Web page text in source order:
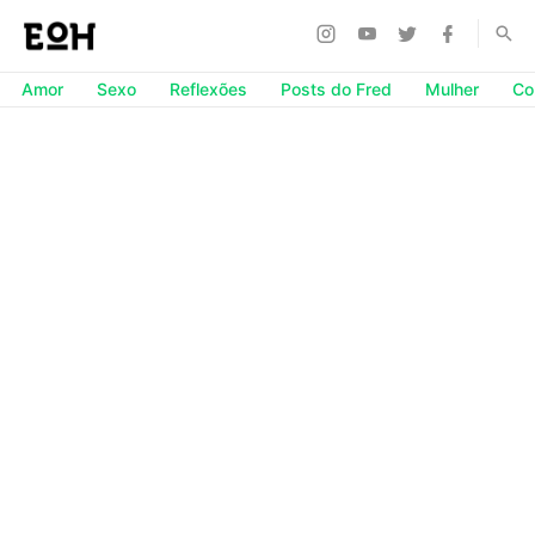
Amor Sexo Reflexões Posts do Fred Mulher